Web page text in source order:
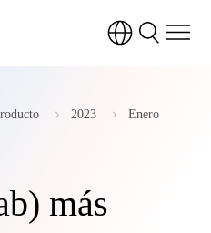
2023 Enero
más